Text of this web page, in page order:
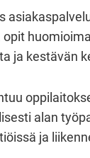
opit
ja kestävän
alan
ja